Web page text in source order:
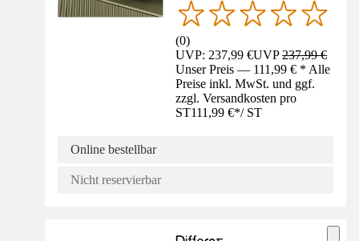
(0)
UVP: 237,99 €UVP237,99 €
Unser Preis — 111,99 € * Alle
Preise inkl. MwSt. und ggf.
zzgl. Versandkosten pro
ST111,99 €*/ ST
Online bestellbar
Nicht reservierbar